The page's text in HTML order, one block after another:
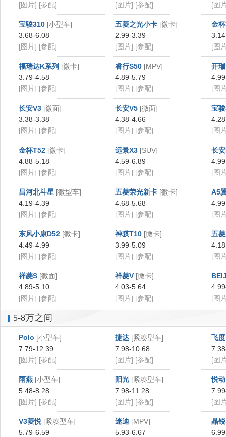
[图片] [参配]
[图片] [参配]
[图
宝骏310 [小型车]
3.68-6.08
[图片] [参配]
五菱之光小卡 [微卡]
2.99-3.39
[图片] [参配]
金
[图
福瑞达K系列 [微卡]
3.79-4.58
[图片] [参配]
睿行S50 [MPV]
4.89-5.79
[图片] [参配]
开
[图
长安V3 [微面]
3.38-3.38
[图片] [参配]
长安V5 [微面]
4.38-4.66
[图片] [参配]
宝
[图
金杯T52 [微卡]
4.88-5.18
[图片] [参配]
远景X3 [SUV]
4.59-6.89
[图片] [参配]
长
[图
昌河北斗星 [微型车]
4.19-4.39
[图片] [参配]
五菱荣光新卡 [微卡]
4.68-5.68
[图片] [参配]
A5
[图
东风小康D52 [微卡]
4.49-4.99
[图片] [参配]
神骐T10 [微卡]
3.99-5.09
[图片] [参配]
五
[图
祥菱S [微面]
4.89-5.10
[图片] [参配]
祥菱V [微卡]
4.03-5.64
[图片] [参配]
[图
5-8万之间
Polo [小型车]
7.79-12.39
[图片] [参配]
捷达 [紧凑型车]
7.98-10.68
[图片] [参配]
飞度
[图
雨燕 [小型车]
5.48-8.28
[图片] [参配]
阳光 [紧凑型车]
7.98-11.28
[图片] [参配]
悦动
[图
V3菱悦 [紧凑型车]
5.79-6.59
迷迪 [MPV]
5.93-6.67
晶锐